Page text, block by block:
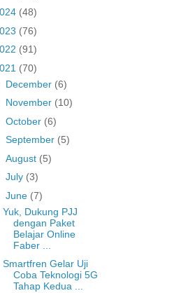
(48)
(76)
(91)
(70)
December (6)
November (10)
October (6)
September (5)
August (5)
July (3)
June (7)
Yuk, Dukung PJJ
dengan Paket
Belajar Online
Faber ...
Smartfren Gelar Uji
Coba Teknologi 5G
Tahap Kedua ...